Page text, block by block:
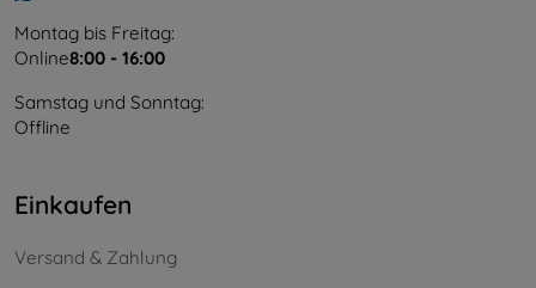
Montag bis Freitag:
Online8:00 - 16:00
Samstag und Sonntag:
Offline
Einkaufen
Versand & Zahlung